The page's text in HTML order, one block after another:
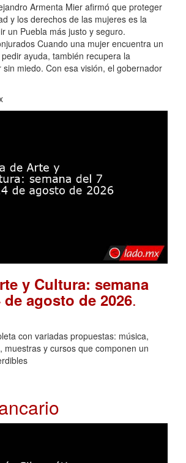
Armenta Mier afirmó que proteger
y los derechos de las mujeres es la
un Puebla más justo y seguro.
Cuando una mujer encuentra un
ayuda, también recupera la
miedo. Con esa visión, el gobernador
y Cultura: semana
agosto de 2026.
con variadas propuestas: música,
muestras y cursos que componen un